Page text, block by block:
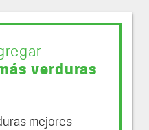
verduras
mejores